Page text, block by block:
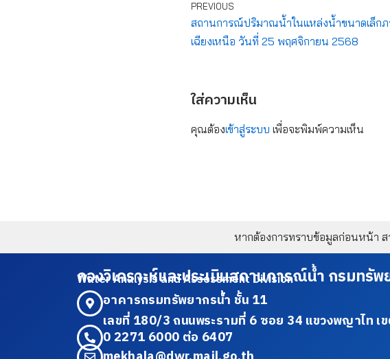
PREVIOUS
สถานการณ์ปริมาณน้ำในแหล่งน้ำขนาดเล็ก
เฉียงเหนือ วันที่ 25 พฤศจิกายน 2568
ใส่ความเห็น
คุณต้องเข้าสู่ระบบ เพื่อจะพิมพ์ความเห็น
หากต้องการทราบข้อมูลก่อนหน้า ส
กองวิเคราะห์และประเมินสถานการณ์น้ำ กรมทรัพ
Water Analysis and Assessment Division
อาคารกรมทรัพยากรน้ำ ชั้น 11
เลขที่ 180/3 ถนนพระรามที่ 6 ซอย 34 แขวงพญาไท
0 2271 6000 ต่อ 6407